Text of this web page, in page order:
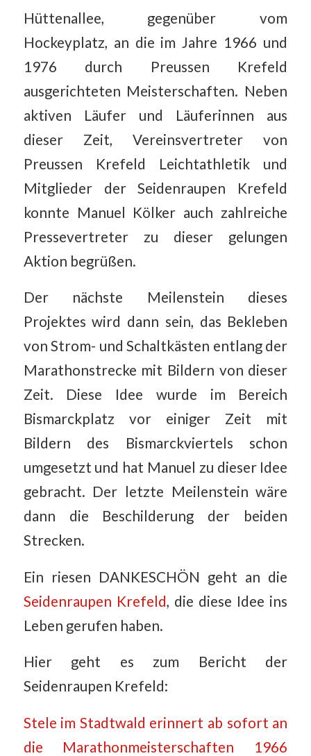
Hüttenallee, gegenüber vom
Hockeyplatz, an die im Jahre 1966 und
1976 durch Preussen Krefeld
ausgerichteten Meisterschaften. Neben
aktiven Läufer und Läuferinnen aus
dieser Zeit, Vereinsvertreter von
Preussen Krefeld Leichtathletik und
Mitglieder der Seidenraupen Krefeld
konnte Manuel Kölker auch zahlreiche
Pressevertreter zu dieser gelungen
Aktion begrüßen.
Der nächste Meilenstein dieses
Projektes wird dann sein, das Bekleben
von Strom- und Schaltkästen entlang der
Marathonstrecke mit Bildern von dieser
Zeit. Diese Idee wurde im Bereich
Bismarckplatz vor einiger Zeit mit
Bildern des Bismarckviertels schon
umgesetzt und hat Manuel zu dieser Idee
gebracht. Der letzte Meilenstein wäre
dann die Beschilderung der beiden
Strecken.
Ein riesen DANKESCHÖN geht an die
Seidenraupen Krefeld, die diese Idee ins
Leben gerufen haben.
Hier geht es zum Bericht der
Seidenraupen Krefeld:
Stele im Stadtwald erinnert ab sofort an
die Marathonmeisterschaften 1966